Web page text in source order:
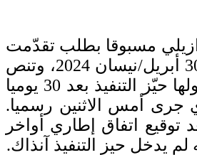
مسبوقا بطلب تقدّمت
به فلسطين في 30 أبريل/نيسان 2024، وتنص
الاتفاقية على دخولها حيّز التنفيذ بعد 30 يوميا
جرى أمس الاثنين رسميا.
توقيع اتفاق إطاري أواخر